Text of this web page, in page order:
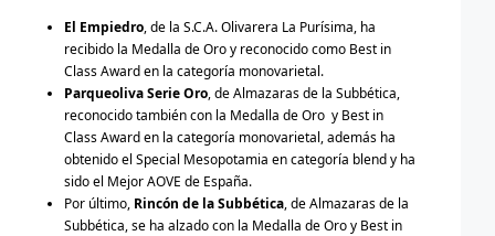
El Empiedro, de la S.C.A. Olivarera La Purísima, ha
recibido la Medalla de Oro y reconocido como Best in
Class Award en la categoría monovarietal.
Parqueoliva Serie Oro, de Almazaras de la Subbética,
reconocido también con la Medalla de Oro y Best in
Class Award en la categoría monovarietal, además ha
obtenido el Special Mesopotamia en categoría blend y ha
sido el Mejor AOVE de España.
Por último, Rincón de la Subbética, de Almazaras de la
Subbética, se ha alzado con la Medalla de Oro y Best in